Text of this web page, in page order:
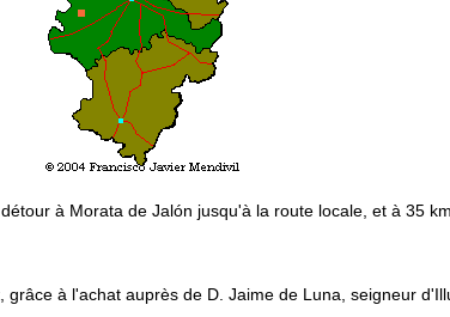
à Morata de Jalón jusqu'à la route locale, et à 35
à l'achat auprès de D. Jaime de Luna, seigneur